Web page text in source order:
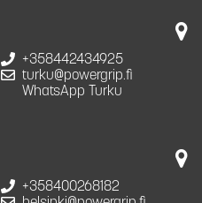
+358442434925
turku@powergrip.fi
WhatsApp Turku
+358400268182